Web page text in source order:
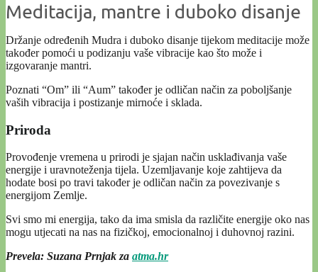
Meditacija, mantre i duboko disanje
Držanje određenih Mudra i duboko disanje tijekom meditacije može
također pomoći u podizanju vaše vibracije kao što može i
izgovaranje mantri.
Poznati “Om” ili “Aum” također je odličan način za poboljšanje
vaših vibracija i postizanje mirnoće i sklada.
Priroda
Provođenje vremena u prirodi je sjajan način usklađivanja vaše
energije i uravnoteženja tijela. Uzemljavanje koje zahtijeva da
hodate bosi po travi također je odličan način za povezivanje s
energijom Zemlje.
Svi smo mi energija, tako da ima smisla da različite energije oko nas
mogu utjecati na nas na fizičkoj, emocionalnoj i duhovnoj razini.
Prevela: Suzana Prnjak za atma.hr